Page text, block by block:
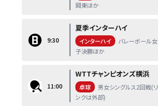
岡東ほか
9:30
夏季インターハイ
インターハイ
バレーボール女
子決勝ほか
11:00
WTTチャンピオンズ横浜
卓球
男女シングルス2回戦(リ
ンクは外部)